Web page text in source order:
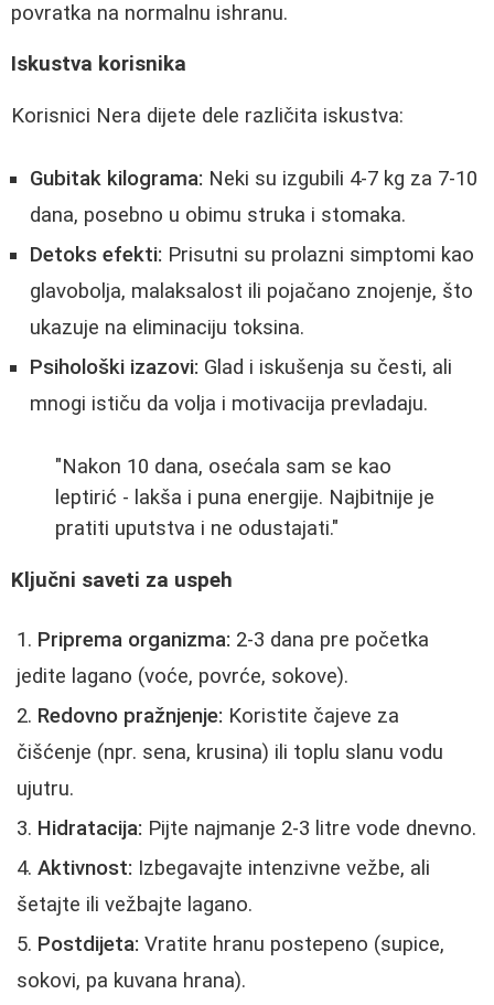
povratka na normalnu ishranu.
Iskustva korisnika
Korisnici Nera dijete dele različita iskustva:
Gubitak kilograma: Neki su izgubili 4-7 kg za 7-10
dana, posebno u obimu struka i stomaka.
Detoks efekti: Prisutni su prolazni simptomi kao
glavobolja, malaksalost ili pojačano znojenje, što
ukazuje na eliminaciju toksina.
Psihološki izazovi: Glad i iskušenja su česti, ali
mnogi ističu da volja i motivacija prevladaju.
"Nakon 10 dana, osećala sam se kao
leptirić - lakša i puna energije. Najbitnije je
pratiti uputstva i ne odustajati."
Ključni saveti za uspeh
Priprema organizma: 2-3 dana pre početka
jedite lagano (voće, povrće, sokove).
Redovno pražnjenje: Koristite čajeve za
čišćenje (npr. sena, krusina) ili toplu slanu vodu
ujutru.
Hidratacija: Pijte najmanje 2-3 litre vode dnevno.
Aktivnost: Izbegavajte intenzivne vežbe, ali
šetajte ili vežbajte lagano.
Postdijeta: Vratite hranu postepeno (supice,
sokovi, pa kuvana hrana).